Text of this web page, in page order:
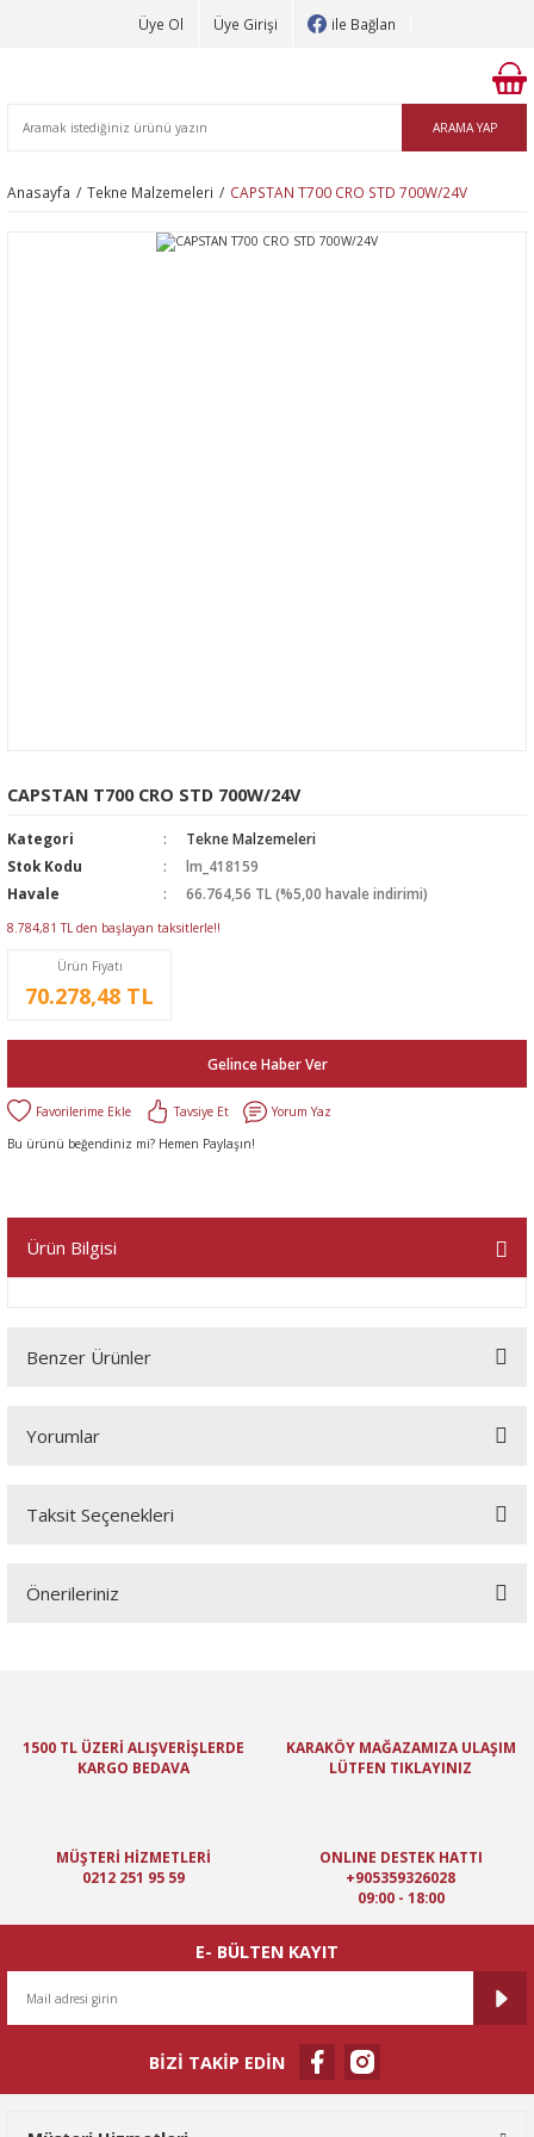
Üye Ol Üye Girişi ile Bağlan
ARAMA YAP
Anasayfa Tekne Malzemeleri CAPSTAN T700 CRO STD 700W/24V
CAPSTAN T700 CRO STD 700W/24V
Kategori
Tekne Malzemeleri
Stok Kodu
lm_418159
Havale
66.764,56 TL (%5,00 havale indirimi)
8.784,81 TL den başlayan taksitlerle!!
Ürün Fiyatı
70.278,48 TL
Gelince Haber Ver
Tavsiye Et
Yorum Yaz
Bu ürünü beğendiniz mi? Hemen Paylaşın!
Ürün Bilgisi
Benzer Ürünler
Yorumlar
Taksit Seçenekleri
Önerileriniz
Ürün resmi kalitesiz, bozuk veya görüntülenemiyor.
Ürün bilgilerinde hatalar bulunuyor.
Ürün fiyatı diğer sitelerden daha pahalı.
Gönder
1500 TL ÜZERİ ALIŞVERİŞLERDE
KARGO BEDAVA
KARAKÖY MAĞAZAMIZA ULAŞIM
LÜTFEN TIKLAYINIZ
MÜŞTERİ HİZMETLERİ
0212 251 95 59
ONLINE DESTEK HATTI
+905359326028
09:00 - 18:00
E- BÜLTEN KAYIT
BİZİ TAKİP EDİN